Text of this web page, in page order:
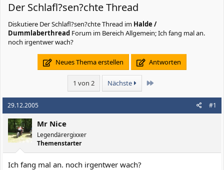
Der Schlafl?sen?chte Thread
Diskutiere Der Schlafl?sen?chte Thread im Halde /
Dummlaberthread Forum im Bereich Allgemein; Ich fang mal an.
noch irgentwer wach?
Neues Thema erstellen Antworten
1 von 2 Nächste Letzte
29.12.2005 #1
Mr Nice
Legendärergixxer
Themenstarter
Ich fang mal an. noch irgentwer wach?